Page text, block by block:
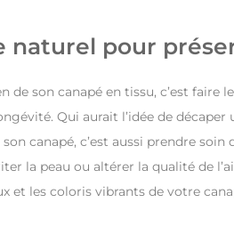
naturel pour
son canapé en tissu, c’est faire
Qui aurait l’idée de
canapé, c’est aussi prendre soin
la peau ou altérer la qualité de
et les coloris vibrants de votre